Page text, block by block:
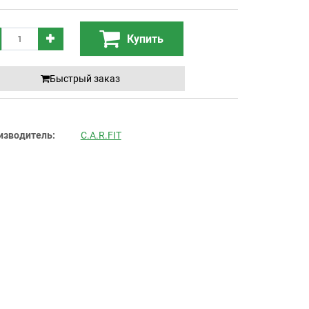
Купить
Быстрый заказ
C.A.R.FIT